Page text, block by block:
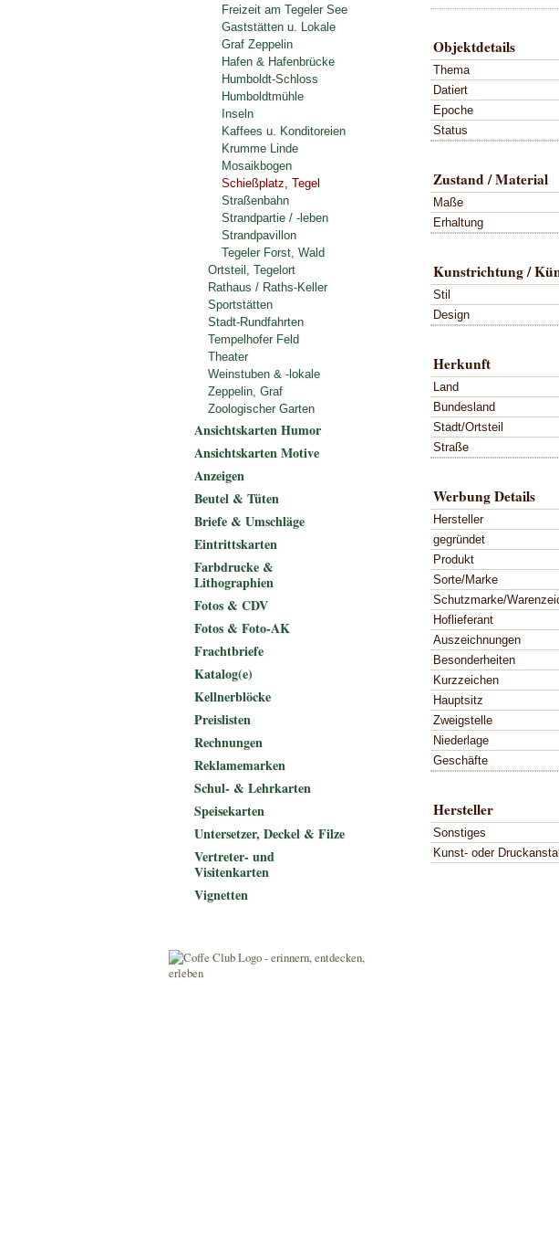
Objektdetails
Thema
Datiert
Epoche
Status
Zustand / Material
Maße
Erhaltung
Kunstrichtung /
Stil
Design
Herkunft
Land
Bundesland
Stadt/Ortsteil
Straße
Werbung Details
Hersteller
gegründet
Produkt
Sorte/Marke
Schutzmarke/
Hoflieferant
Auszeichnungen
Besonderheiten
Kurzzeichen
Hauptsitz
Zweigstelle
Niederlage
Geschäfte
Hersteller
Sonstiges
Kunst- oder
Freizeit am Tegeler See
Gaststätten u. Lokale
Graf Zeppelin
Hafen & Hafenbrücke
Humboldt-Schloss
Humboldtmühle
Inseln
Kaffees u. Konditoreien
Krumme Linde
Mosaikbogen
Schießplatz, Tegel
Straßenbahn
Strandpartie / -leben
Strandpavillon
Tegeler Forst, Wald
Ortsteil, Tegelort
Rathaus / Raths-Keller
Sportstätten
Stadt-Rundfahrten
Tempelhofer Feld
Theater
Weinstuben & -lokale
Zeppelin, Graf
Zoologischer Garten
Ansichtskarten Humor
Ansichtskarten Motive
Anzeigen
Beutel & Tüten
Briefe & Umschläge
Eintrittskarten
Farbdrucke &
Lithographien
Fotos & CDV
Fotos & Foto-AK
Frachtbriefe
Katalog(e)
Kellnerblöcke
Preislisten
Rechnungen
Reklamemarken
Schul- & Lehrkarten
Speisekarten
Untersetzer, Deckel & Filze
Vertreter- und
Visitenkarten
Vignetten